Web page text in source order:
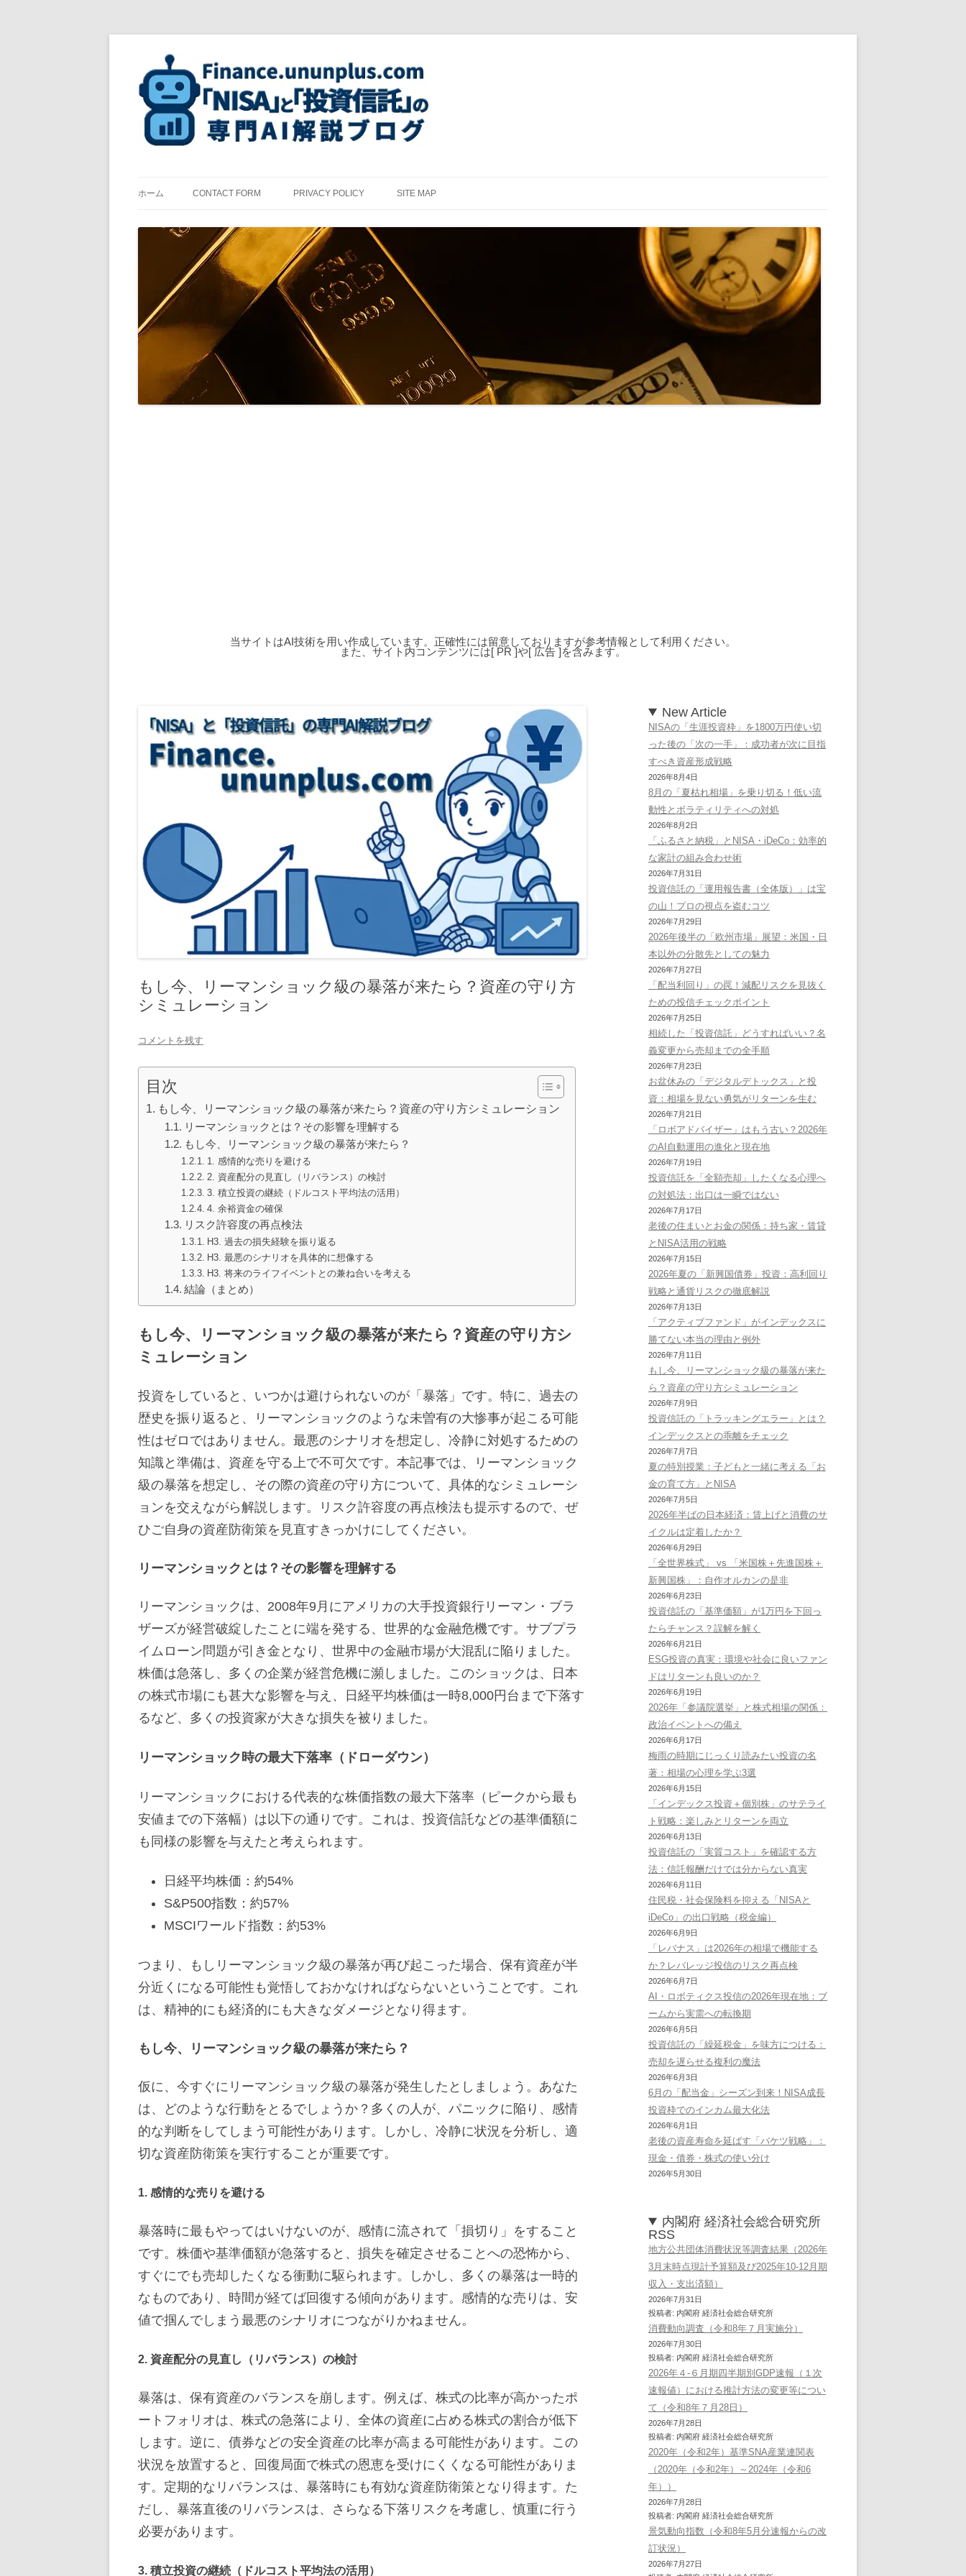
ン
ツ
へ
ス
ッ
ホーム CONTACT FORM PRIVACY POLICY SITE MAP
当サイトはAI技術を用い作成しています。正確性には留意しておりますが参考情報として利用ください。
また、サイト内コンテンツには[ PR ]や[ 広告 ]を含みます。
もし今、リーマンショック級の暴落が来たら？資産の守り方
シミュレーション
コメントを残す
目次
もし今、リーマンショック級の暴落が来たら？資産の守り方シミュレーション
リーマンショックとは？その影響を理解する
もし今、リーマンショック級の暴落が来たら？
1. 感情的な売りを避ける
2. 資産配分の見直し（リバランス）の検討
3. 積立投資の継続（ドルコスト平均法の活用）
4. 余裕資金の確保
リスク許容度の再点検法
H3. 過去の損失経験を振り返る
H3. 最悪のシナリオを具体的に想像する
H3. 将来のライフイベントとの兼ね合いを考える
結論（まとめ）
もし今、リーマンショック級の暴落が来たら？資産の守り方シ
ミュレーション
投資をしていると、いつかは避けられないのが「暴落」です。特に、過去の
歴史を振り返ると、リーマンショックのような未曽有の大惨事が起こる可能
性はゼロではありません。最悪のシナリオを想定し、冷静に対処するための
知識と準備は、資産を守る上で不可欠です。本記事では、リーマンショック
級の暴落を想定し、その際の資産の守り方について、具体的なシミュレーシ
ョンを交えながら解説します。リスク許容度の再点検法も提示するので、ぜ
ひご自身の資産防衛策を見直すきっかけにしてください。
リーマンショックとは？その影響を理解する
リーマンショックは、2008年9月にアメリカの大手投資銀行リーマン・ブラ
ザーズが経営破綻したことに端を発する、世界的な金融危機です。サブプラ
イムローン問題が引き金となり、世界中の金融市場が大混乱に陥りました。
株価は急落し、多くの企業が経営危機に瀕しました。このショックは、日本
の株式市場にも甚大な影響を与え、日経平均株価は一時8,000円台まで下落す
るなど、多くの投資家が大きな損失を被りました。
リーマンショック時の最大下落率（ドローダウン）
リーマンショックにおける代表的な株価指数の最大下落率（ピークから最も
安値までの下落幅）は以下の通りです。これは、投資信託などの基準価額に
も同様の影響を与えたと考えられます。
日経平均株価：約54%
S&P500指数：約57%
MSCIワールド指数：約53%
つまり、もしリーマンショック級の暴落が再び起こった場合、保有資産が半
分近くになる可能性も覚悟しておかなければならないということです。これ
は、精神的にも経済的にも大きなダメージとなり得ます。
もし今、リーマンショック級の暴落が来たら？
仮に、今すぐにリーマンショック級の暴落が発生したとしましょう。あなた
は、どのような行動をとるでしょうか？多くの人が、パニックに陥り、感情
的な判断をしてしまう可能性があります。しかし、冷静に状況を分析し、適
切な資産防衛策を実行することが重要です。
1. 感情的な売りを避ける
暴落時に最もやってはいけないのが、感情に流されて「損切り」をすること
です。株価や基準価額が急落すると、損失を確定させることへの恐怖から、
すぐにでも売却したくなる衝動に駆られます。しかし、多くの暴落は一時的
なものであり、時間が経てば回復する傾向があります。感情的な売りは、安
値で掴んでしまう最悪のシナリオにつながりかねません。
2. 資産配分の見直し（リバランス）の検討
暴落は、保有資産のバランスを崩します。例えば、株式の比率が高かったポ
ートフォリオは、株式の急落により、全体の資産に占める株式の割合が低下
します。逆に、債券などの安全資産の比率が高まる可能性があります。この
状況を放置すると、回復局面で株式の恩恵を受けにくくなる可能性がありま
す。定期的なリバランスは、暴落時にも有効な資産防衛策となり得ます。た
だし、暴落直後のリバランスは、さらなる下落リスクを考慮し、慎重に行う
必要があります。
3. 積立投資の継続（ドルコスト平均法の活用）
New Article
NISAの「生涯投資枠」を1800万円使い切
った後の「次の一手」：成功者が次に目指
すべき資産形成戦略
2026年8月4日
8月の「夏枯れ相場」を乗り切る！低い流
動性とボラティリティへの対処
2026年8月2日
「ふるさと納税」とNISA・iDeCo：効率的
な家計の組み合わせ術
2026年7月31日
投資信託の「運用報告書（全体版）」は宝
の山！プロの視点を盗むコツ
2026年7月29日
2026年後半の「欧州市場」展望：米国・日
本以外の分散先としての魅力
2026年7月27日
「配当利回り」の罠！減配リスクを見抜く
ための投信チェックポイント
2026年7月25日
相続した「投資信託」どうすればいい？名
義変更から売却までの全手順
2026年7月23日
お盆休みの「デジタルデトックス」と投
資：相場を見ない勇気がリターンを生む
2026年7月21日
「ロボアドバイザー」はもう古い？2026年
のAI自動運用の進化と現在地
2026年7月19日
投資信託を「全額売却」したくなる心理へ
の対処法：出口は一瞬ではない
2026年7月17日
老後の住まいとお金の関係：持ち家・賃貸
とNISA活用の戦略
2026年7月15日
2026年夏の「新興国債券」投資：高利回り
戦略と通貨リスクの徹底解説
2026年7月13日
「アクティブファンド」がインデックスに
勝てない本当の理由と例外
2026年7月11日
もし今、リーマンショック級の暴落が来た
ら？資産の守り方シミュレーション
2026年7月9日
投資信託の「トラッキングエラー」とは？
インデックスとの乖離をチェック
2026年7月7日
夏の特別授業：子どもと一緒に考える「お
金の育て方」とNISA
2026年7月5日
2026年半ばの日本経済：賃上げと消費のサ
イクルは定着したか？
2026年6月29日
「全世界株式」 vs 「米国株＋先進国株＋
新興国株」：自作オルカンの是非
2026年6月23日
投資信託の「基準価額」が1万円を下回っ
たらチャンス？誤解を解く
2026年6月21日
ESG投資の真実：環境や社会に良いファン
ドはリターンも良いのか？
2026年6月19日
2026年「参議院選挙」と株式相場の関係：
政治イベントへの備え
2026年6月17日
梅雨の時期にじっくり読みたい投資の名
著：相場の心理を学ぶ3選
2026年6月15日
「インデックス投資＋個別株」のサテライ
ト戦略：楽しみとリターンを両立
2026年6月13日
投資信託の「実質コスト」を確認する方
法：信託報酬だけでは分からない真実
2026年6月11日
住民税・社会保険料を抑える「NISAと
iDeCo」の出口戦略（税金編）
2026年6月9日
「レバナス」は2026年の相場で機能する
か？レバレッジ投信のリスク再点検
2026年6月7日
AI・ロボティクス投信の2026年現在地：ブ
ームから実需への転換期
2026年6月5日
投資信託の「繰延税金」を味方につける：
売却を遅らせる複利の魔法
2026年6月3日
6月の「配当金」シーズン到来！NISA成長
投資枠でのインカム最大化法
2026年6月1日
老後の資産寿命を延ばす「バケツ戦略」：
現金・債券・株式の使い分け
2026年5月30日
内閣府 経済社会総合研究所
RSS
地方公共団体消費状況等調査結果（2026年
3月末時点現計予算額及び2025年10-12月期
収入・支出済額）
2026年7月31日
投稿者: 内閣府 経済社会総合研究所
消費動向調査（令和8年７月実施分）
2026年7月30日
投稿者: 内閣府 経済社会総合研究所
2026年４-６月期四半期別GDP速報（１次
速報値）における推計方法の変更等につい
て（令和8年７月28日）
2026年7月28日
投稿者: 内閣府 経済社会総合研究所
2020年（令和2年）基準SNA産業連関表
（2020年（令和2年）～2024年（令和6
年））
2026年7月28日
投稿者: 内閣府 経済社会総合研究所
景気動向指数（令和8年5月分速報からの改
訂状況）
2026年7月27日